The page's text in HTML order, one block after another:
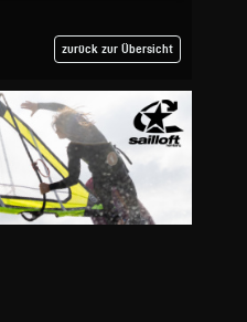
zurück zur Übersicht